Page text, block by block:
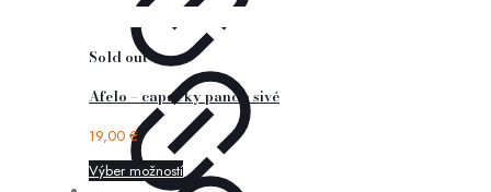
Sold out
Afelo – capačky panda sivé
19,00 €
Výber možností